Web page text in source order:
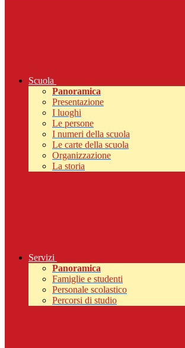
Scuola
Panoramica
Presentazione
I luoghi
Le persone
I numeri della scuola
Le carte della scuola
Organizzazione
La storia
Servizi
Panoramica
Famiglie e studenti
Personale scolastico
Percorsi di studio